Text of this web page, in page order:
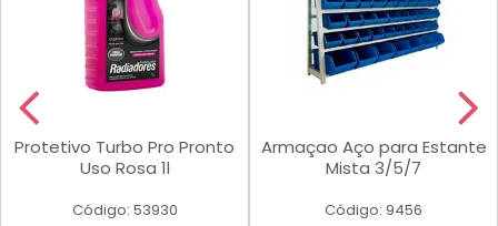
Protetivo Turbo Pro Pronto
Uso Rosa 1l
Código: 53930
Armaçao Aço para Estante
Mista 3/5/7
Código: 9456